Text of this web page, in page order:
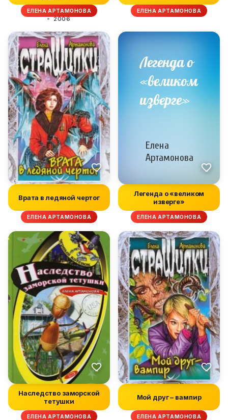
ЕЛЕНА АРТАМОНОВА
2006
ЕЛЕНА АРТАМОНОВА
Врата в ледяной чертог
ЕЛЕНА АРТАМОНОВА
Легенда о «великом
изверге»
ЕЛЕНА АРТАМОНОВА
Наследство заморской
тетушки
ЕЛЕНА АРТАМОНОВА
Мой друг – вампир
ЕЛЕНА АРТАМОНОВА